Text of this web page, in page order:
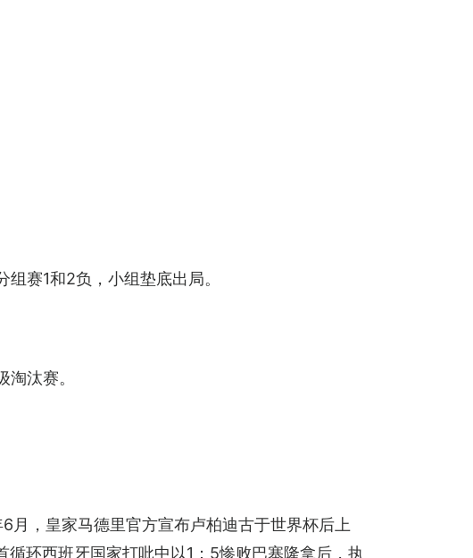
赛1和2负，小组垫底出局。
汰赛。
月，皇家马德里官方宣布卢柏迪古于世界杯后上
环西班牙国家打吡中以1：5惨败巴塞隆拿后，执